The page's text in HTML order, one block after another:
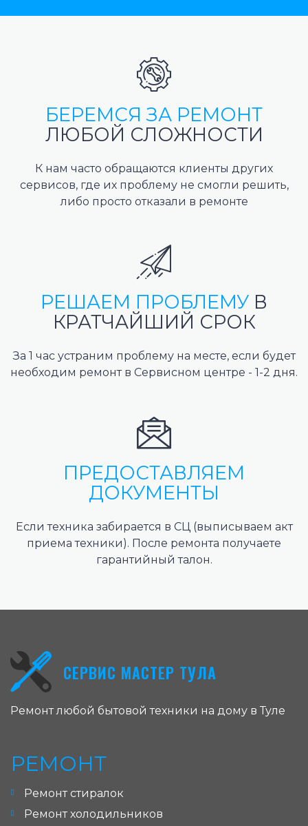
БЕРЕМСЯ ЗА РЕМОНТ
ЛЮБОЙ СЛОЖНОСТИ
К нам часто обращаются клиенты других
сервисов, где их проблему не смогли решить,
либо просто отказали в ремонте
РЕШАЕМ ПРОБЛЕМУ В
КРАТЧАЙШИЙ СРОК
За 1 час устраним проблему на месте, если будет
необходим ремонт в Сервисном центре - 1-2 дня.
ПРЕДОСТАВЛЯЕМ
ДОКУМЕНТЫ
Если техника забирается в СЦ (выписываем акт
приема техники). После ремонта получаете
гарантийный талон.
СЕРВИС МАСТЕР ТУЛА
Ремонт любой бытовой техники на дому в Туле
РЕМОНТ
Ремонт стиралок
Ремонт холодильников